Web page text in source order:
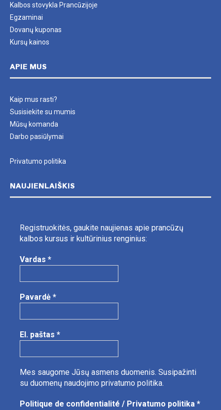
Kalbos stovykla Prancūzijoje
Egzaminai
Dovanų kuponas
Kursų kainos
APIE MUS
Kaip mus rasti?
Susisiekite su mumis
Mūsų komanda
Darbo pasiūlymai
Privatumo politika
NAUJIENLAIŠKIS
Registruokitės, gaukite naujienas apie prancūzų
kalbos kursus ir kultūrinius renginius:
Vardas *
Pavardė *
El. paštas *
Mes saugome Jūsų asmens duomenis. Susipažinti
su duomenų naudojimo privatumo politika.
Politique de confidentialité / Privatumo politika *